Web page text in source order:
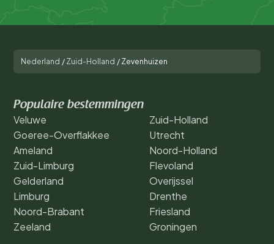
Nederland / Zuid-Holland / Zevenhuizen
Populaire bestemmingen
Veluwe
Goeree-Overflakkee
Ameland
Zuid-Limburg
Gelderland
Limburg
Noord-Brabant
Zeeland
Zuid-Holland
Utrecht
Noord-Holland
Flevoland
Overijssel
Drenthe
Friesland
Groningen